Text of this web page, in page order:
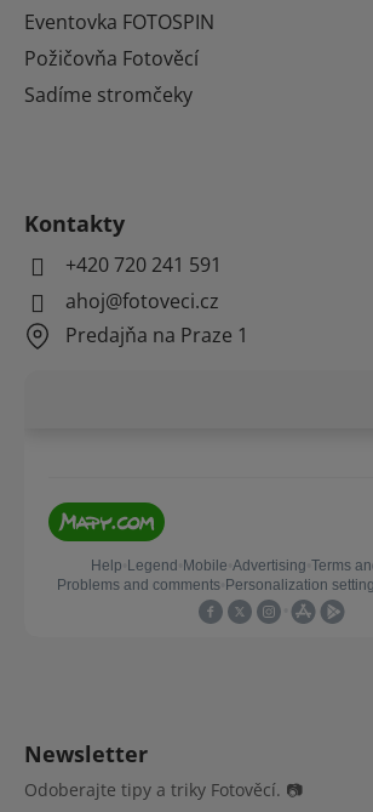
Eventovka FOTOSPIN
Požičovňa Fotověcí
Sadíme stromčeky
Kontakty
+420 720 241 591
ahoj@fotoveci.cz
Predajňa na Praze 1
Newsletter
Odoberajte tipy a triky Fotověcí. 📷